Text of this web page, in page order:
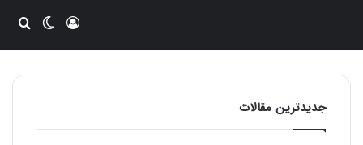
ورودتغییر
جدیدترین مقالات